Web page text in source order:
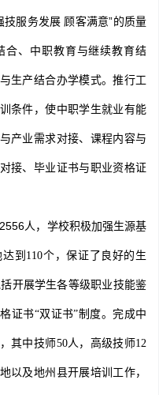
服务发展 顾客满意”的质量
合、中职教育与继续教育结
生产结合办学模式。推行工
条件，使中职学生就业有能
产业需求对接、课程内容与
接、毕业证书与职业资格证
人，学校积极加强生源基
达到110个 ，保证了良好的生
开展学生各等级职业技能鉴
证书“双证书”制度。完成中
其中技师50人，高级技师12
以及地州县开展培训工作，